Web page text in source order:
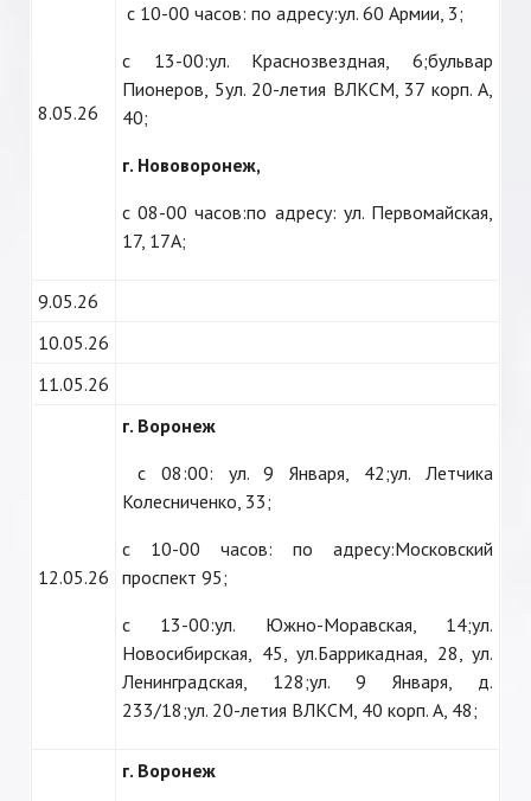
8.05.26
с 10-00 часов: по адресу:ул. 60 Армии, 3;
с 13-00:ул. Краснозвездная, 6;бульвар
Пионеров, 5ул. 20-летия ВЛКСМ, 37 корп. А,
40;
г. Нововоронеж,
с 08-00 часов:по адресу: ул. Первомайская,
17, 17А;
9.05.26
10.05.26
11.05.26
12.05.26
г. Воронеж
с 08:00: ул. 9 Января, 42;ул. Летчика
Колесниченко, 33;
с 10-00 часов: по адресу:Московский
проспект 95;
с 13-00:ул. Южно-Моравская, 14;ул.
Новосибирская, 45, ул.Баррикадная, 28, ул.
Ленинградская, 128;ул. 9 Января, д.
233/18;ул. 20-летия ВЛКСМ, 40 корп. А, 48;
г. Воронеж